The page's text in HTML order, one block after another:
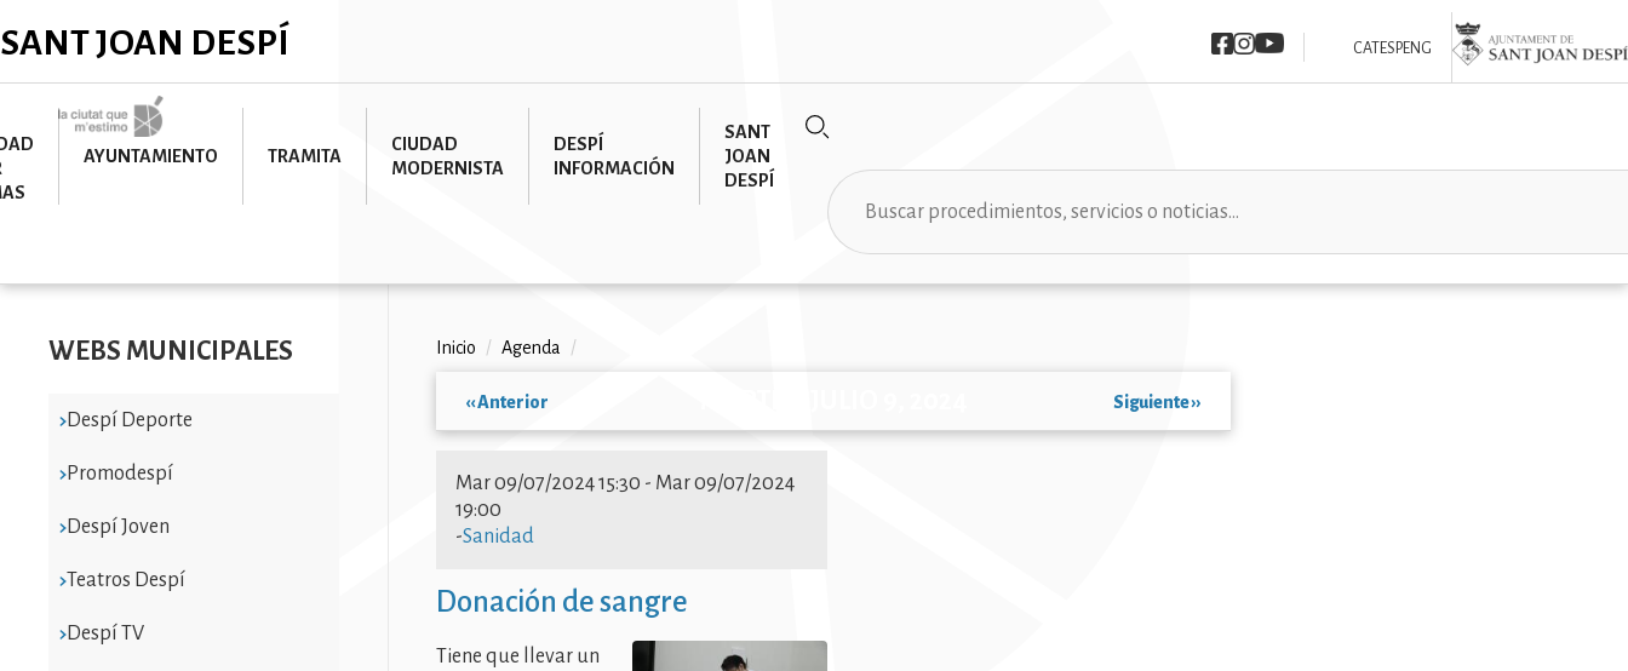
al
SANT JOAN DESPÍ Imatge
Imatge
Imatge CAT ESPENG
Imatge
Imatge
AYUNTAMIENTO TRAMITA
CIUDAD
MODERNISTA
DESPÍ
INFORMACIÓN
SANT
JOAN
DESPÍ
Buscar
WEBS MUNICIPALES
Despí Deporte
Promodespí
Despí Joven
Teatros Despí
Despí TV
Ruta
de
navegación
Inicio / Agenda /
Paginación
‹‹Anterior Siguiente››
Mar 09/07/2024 15:30 - Mar 09/07/2024
19:00
-Sanidad
Donación de sangre
Tiene que llevar un